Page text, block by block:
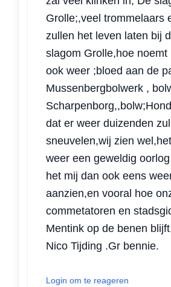
Grolle;,veel trommelaars
zullen het leven laten bij
slagom Grolle,hoe noemt
ook weer ;bloed aan de
Mussenbergbolwerk ,
dat er weer duizenden
sneuvelen,wij zien
weer een geweldig
het mij dan ook eens
aanzien,en vooral hoe
commetatoren en
Mentink op de benen
Nico Tijding .Gr bennie.
Login om te reageren